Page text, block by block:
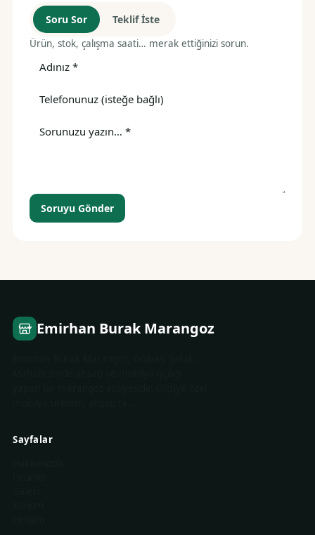
Soru Sor Teklif İste
Ürün, stok, çalışma saati… merak ettiğinizi sorun.
Soruyu Gönder
Emirhan Burak Marangoz
Sayfalar